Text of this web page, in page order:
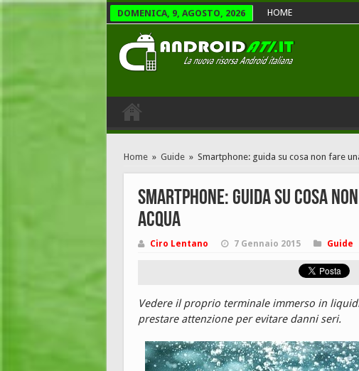
DOMENICA, 9, AGOSTO, 2026 HOME
Home » Guide » Smartphone: guida su cosa non fare
Smartphone: guida su cosa
acqua
Ciro Lentano 7 Gennaio 2015 Guide
Vedere il proprio terminale immerso in
prestare attenzione per evitare danni seri.